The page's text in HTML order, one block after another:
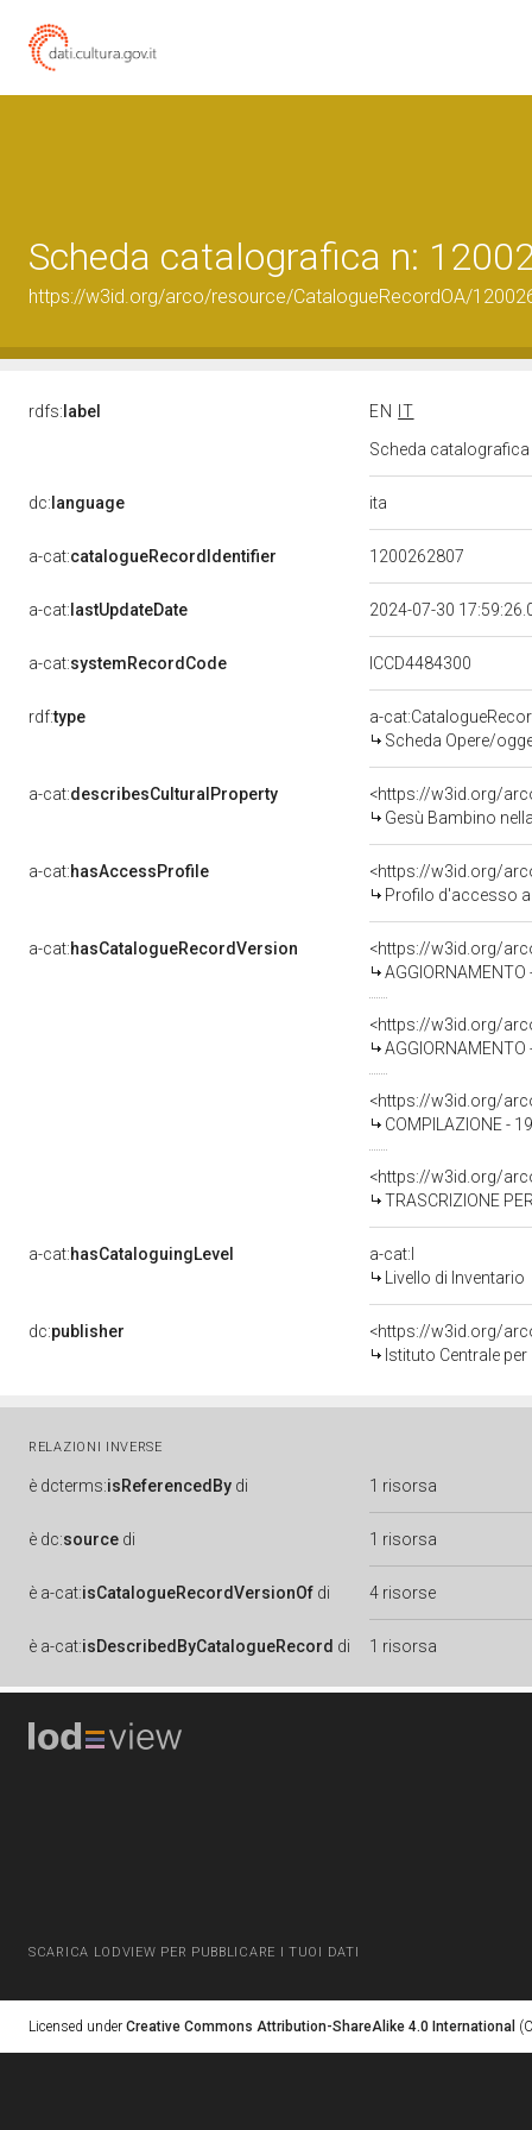
Scheda catalografica n:
https://w3id.org/arco/resource/CatalogueRecordOA/
rdfs: label EN
IT
Scheda
dc: language ita
a-cat:catalogueRecordIdentifier 1200262807
a-cat: lastUpdateDate 2024-07-30
a-cat:systemRecordCode ICCD4484300
rdf:type
a-
Scheda Opere/
a-cat:describesCulturalProperty
<https://w3id.org/
Gesù Bambino
a-cat:hasAccessProfile
<https://w3id.org/
Profilo d'accesso
a-cat:hasCatalogueRecordVersion
<https://w3id.org/
AGGIORNAMENTO
<https://w3id.org/
<https://w3id.org/
COMPILAZIONE -
<https://w3id.org/
TRASCRIZIONE
a-cat:hasCataloguingLevel
a-cat:I
Livello di Inventario
dc:publisher
<https://w3id.org/
Istituto Centrale
RELAZIONI INVERSE
è dcterms:isReferencedBy di 1 risorsa
è dc:source di 1 risorsa
è a-cat:isCatalogueRecordVersionOf di 4 risorse
è a-cat:isDescribedByCatalogueRecord di 1 risorsa
SCARICA LODVIEW PER PUBBLICARE I TUOI DATI
Licensed under Creative Commons Attribution-ShareAlike 4.0 International